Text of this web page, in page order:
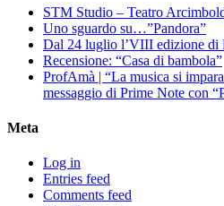
STM Studio – Teatro
Uno sguardo su…”Pandora”
Dal 24 luglio l’VIII edizione
Recensione: “Casa di bambola”
ProfAmà | “La musica si
messaggio di Prime Note con
Meta
Log in
Entries feed
Comments feed